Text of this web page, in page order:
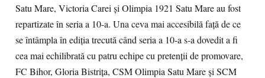
Satu Mare, Victoria Carei și Olimpia 1921 Satu Mare au fost
repartizate în seria a 10-a. Una ceva mai accesibilă față de ce
se întâmpla în ediția trecută când seria a 10-a s-a dovedit a fi
cea mai echilibrată cu patru echipe cu pretenții de promovare,
FC Bihor, Gloria Bistrița, CSM Olimpia Satu Mare și SCM